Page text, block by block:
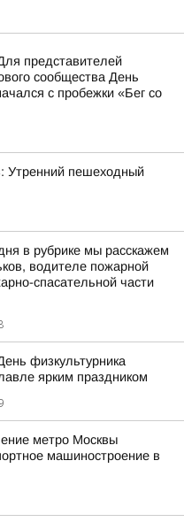
представителей
сообщества День
с пробежки «Бег со
Утренний пешеходный
в рубрике мы расскажем
водителе пожарной
спасательной части
физкультурника
ярким праздником
метро Москвы
машиностроение в